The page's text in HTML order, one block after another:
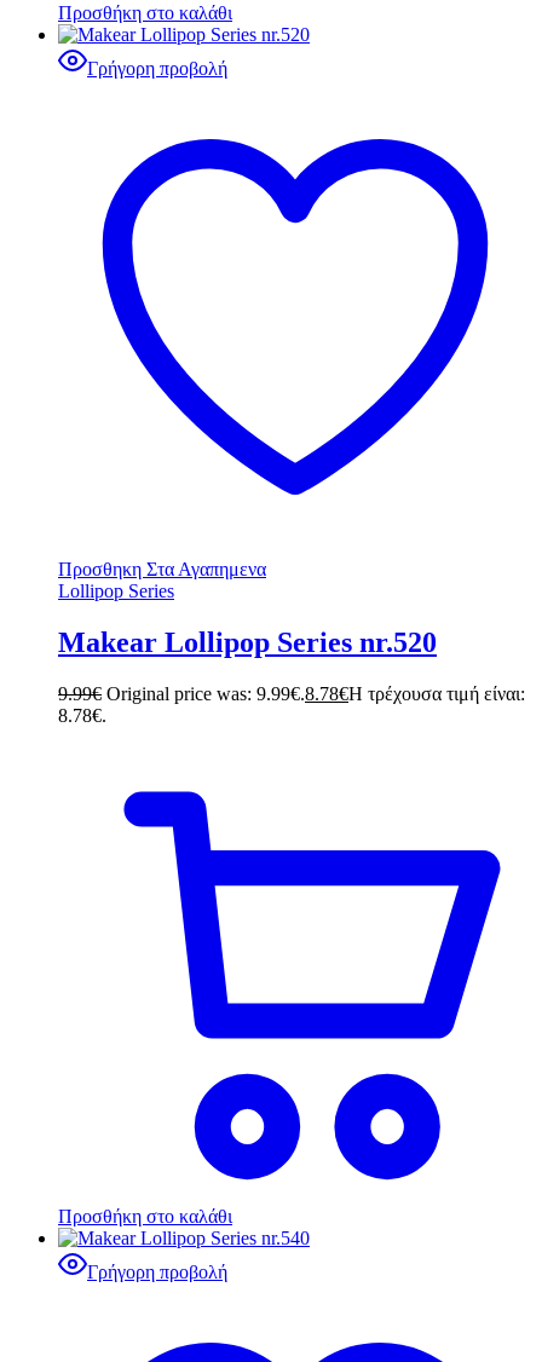
Προσθήκη στο καλάθι
Γρήγορη προβολή
Προσθηκη Στα Αγαπημενα
Lollipop Series
Makear Lollipop Series nr.520
9.99€ Original price was: 9.99€.8.78€Η τρέχουσα τιμή είναι:
8.78€.
Προσθήκη στο καλάθι
Γρήγορη προβολή